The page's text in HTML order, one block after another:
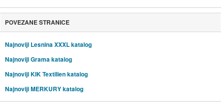
POVEZANE STRANICE
Najnoviji Lesnina XXXL katalog
Najnoviji Grama katalog
Najnoviji KIK Textilien katalog
Najnoviji MERKURY katalog